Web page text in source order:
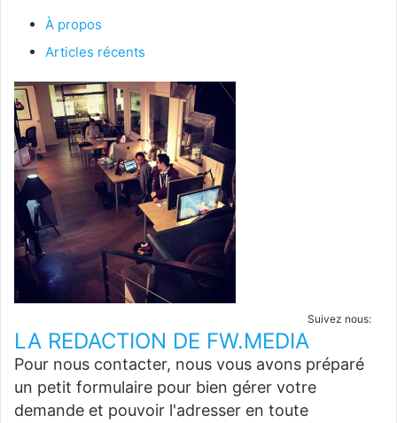
À propos
Articles récents
Suivez nous:
LA REDACTION DE FW.MEDIA
Pour nous contacter, nous vous avons préparé
un petit formulaire pour bien gérer votre
demande et pouvoir l'adresser en toute